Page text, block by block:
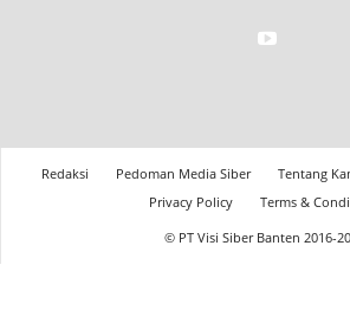
Redaksi Pedoman Media Siber Tentang
Privacy Policy
Terms &
© PT Visi Siber Banten 2016-